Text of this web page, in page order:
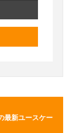
最新ユースケー